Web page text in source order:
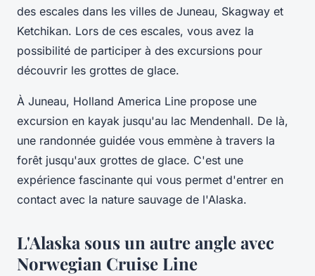
des escales dans les villes de Juneau, Skagway et
Ketchikan. Lors de ces escales, vous avez la
possibilité de participer à des excursions pour
découvrir les grottes de glace.
À Juneau, Holland America Line propose une
excursion en kayak jusqu'au lac Mendenhall. De là,
une randonnée guidée vous emmène à travers la
forêt jusqu'aux grottes de glace. C'est une
expérience fascinante qui vous permet d'entrer en
contact avec la nature sauvage de l'Alaska.
L'Alaska sous un autre angle avec
Norwegian Cruise Line